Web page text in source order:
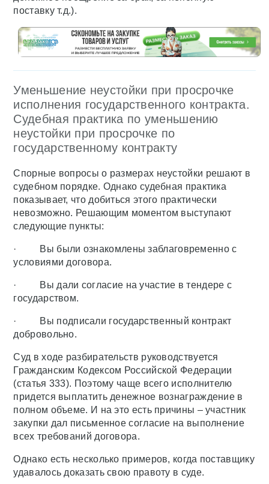
поставку т.д.).
Уменьшение неустойки при просрочке
исполнения государственного контракта.
Судебная практика по уменьшению
неустойки при просрочке по
государственному контракту
Спорные вопросы о размерах неустойки решают в
судебном порядке. Однако судебная практика
показывает, что добиться этого практически
невозможно. Решающим моментом выступают
следующие пункты:
· Вы были ознакомлены заблаговременно с
условиями договора.
· Вы дали согласие на участие в тендере с
государством.
· Вы подписали государственный контракт
добровольно.
Суд в ходе разбирательств руководствуется
Гражданским Кодексом Российской Федерации
(статья 333). Поэтому чаще всего исполнителю
придется выплатить денежное вознаграждение в
полном объеме. И на это есть причины – участник
закупки дал письменное согласие на выполнение
всех требований договора.
Однако есть несколько примеров, когда поставщику
удавалось доказать свою правоту в суде.